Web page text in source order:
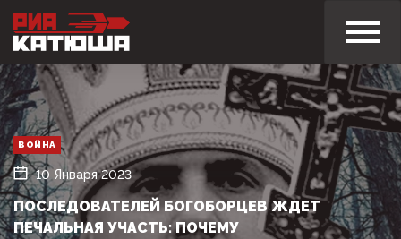
ВОЙНА
10 Января 2023
ПОСЛЕДОВАТЕЛЕЙ БОГОБОРЦЕВ ЖДЕТ
ПЕЧАЛЬНАЯ УЧАСТЬ: ПОЧЕМУ